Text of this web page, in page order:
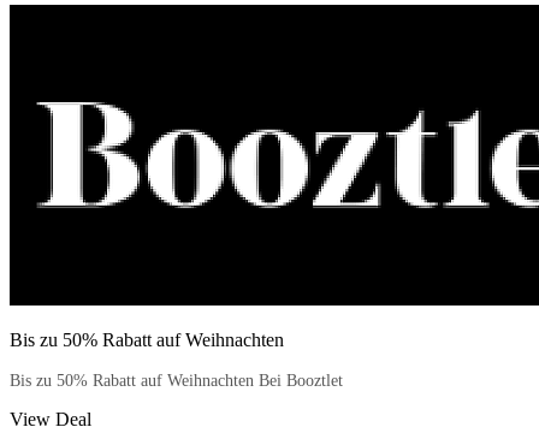
Bis zu 50% Rabatt auf Weihnachten
Bis zu 50% Rabatt auf Weihnachten Bei Booztlet
View Deal